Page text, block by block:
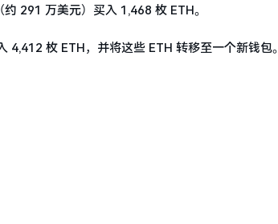
291 万美元）买入 1,468 枚 ETH。
枚 ETH，并将这些 ETH 转移至一个新钱包。